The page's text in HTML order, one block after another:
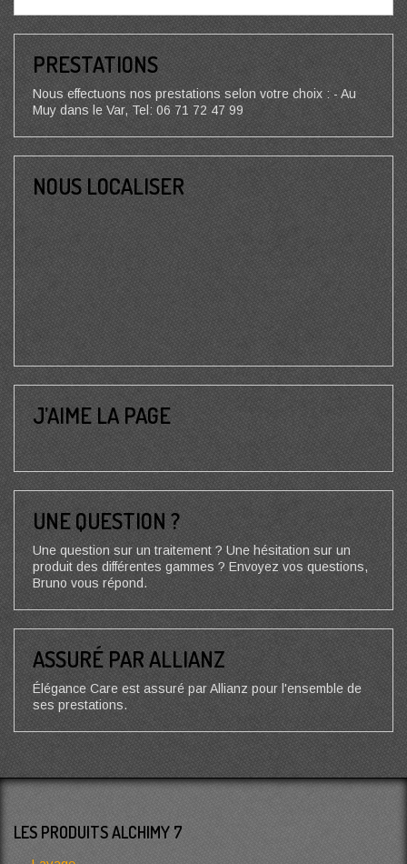
PRESTATIONS
Nous effectuons nos prestations selon votre choix : - Au
Muy dans le Var, Tel: 06 71 72 47 99
NOUS LOCALISER
J’AIME LA PAGE
UNE QUESTION ?
Une question sur un traitement ? Une hésitation sur un
produit des différentes gammes ? Envoyez vos questions,
Bruno vous répond.
ASSURÉ PAR ALLIANZ
Élégance Care est assuré par Allianz pour l'ensemble de
ses prestations.
LES PRODUITS ALCHIMY 7